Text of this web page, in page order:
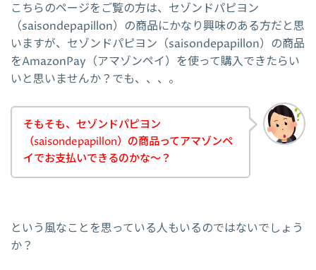
こちらのページをご覧の方は、セゾンドパピヨン
（saisondepapillon）の商品にかなり興味のある方だと思
いますが、セゾンドパピヨン（saisondepapillon）の商品
をAmazonPay（アマゾンペイ）を使って購入できたらい
いと思いませんか？でも、、、。
そもそも、セゾンドパピヨン
（saisondepapillon）の商品ってアマゾンペ
イでお支払いできるのかな～？
という風なことを思っている人もいるのではないでしょう
か？